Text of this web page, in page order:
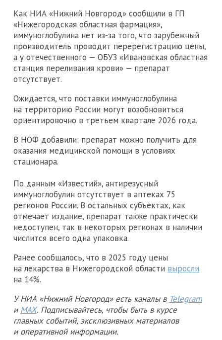
Как НИА «Нижний Новгород» сообщили в ГП
«Нижегородская областная фармация»,
иммуноглобулина нет из-за того, что зарубежный
производитель проводит перерегистрацию цены,
а у отечественного — ОБУЗ «Ивановская областная
станция переливания крови» — препарат
отсутствует.
Ожидается, что поставки иммуноглобулина
на территорию России могут возобновиться
ориентировочно в третьем квартале 2026 года.
В НОФ добавили: препарат можно получить для
оказания медицинской помощи в условиях
стационара.
По данным «Известий», антирезусный
иммуноглобулин отсутствует в аптеках 75
регионов России. В остальных субъектах, как
отмечает издание, препарат также практически
недоступен, так в некоторых регионах в наличии
числится всего одна упаковка.
Ранее сообщалось, что в 2025 году цены
на лекарства в Нижегородской области выросли
на 14%.
У НИА «Нижний Новгород» есть каналы в Telegram
и MAX. Подписывайтесь, чтобы быть в курсе
главных событий, эксклюзивных материалов
и оперативной информации.